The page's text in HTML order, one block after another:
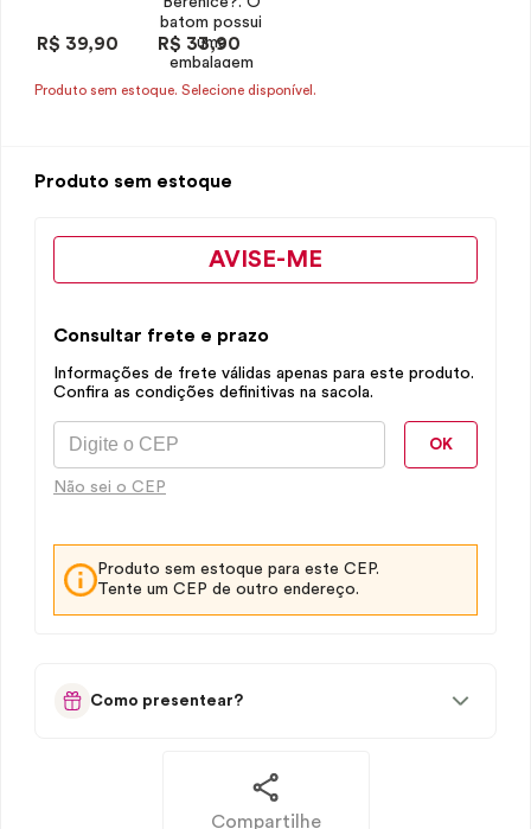
R$ 39,90 R$ 33,90
Produto sem estoque. Selecione disponível.
Produto sem estoque
AVISE-ME
Consultar frete e prazo
Informações de frete válidas apenas para este produto.
Confira as condições definitivas na sacola.
OK
Não sei o CEP
Produto sem estoque para este CEP.
Tente um CEP de outro endereço.
Como presentear?
Compartilhe